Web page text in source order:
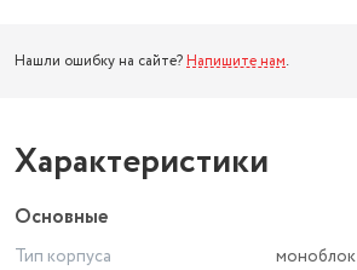
Нашли ошибку на сайте? Напишите нам.
Характеристики
Основные
Тип корпуса
моноблок